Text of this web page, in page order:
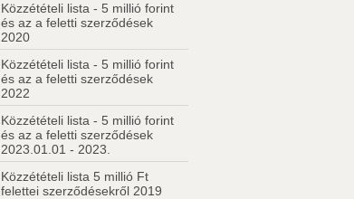
Közzétételi lista - 5 millió forint
és az a feletti szerződések
2020
Közzétételi lista - 5 millió forint
és az a feletti szerződések
2022
Közzétételi lista - 5 millió forint
és az a feletti szerződések
2023.01.01 - 2023.
Közzétételi lista 5 millió Ft
felettei szerződésekről 2019